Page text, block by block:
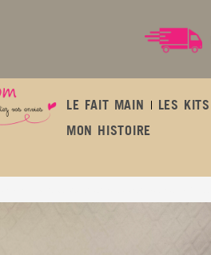
LE FAIT MAIN LES KITS
MON HISTOIRE